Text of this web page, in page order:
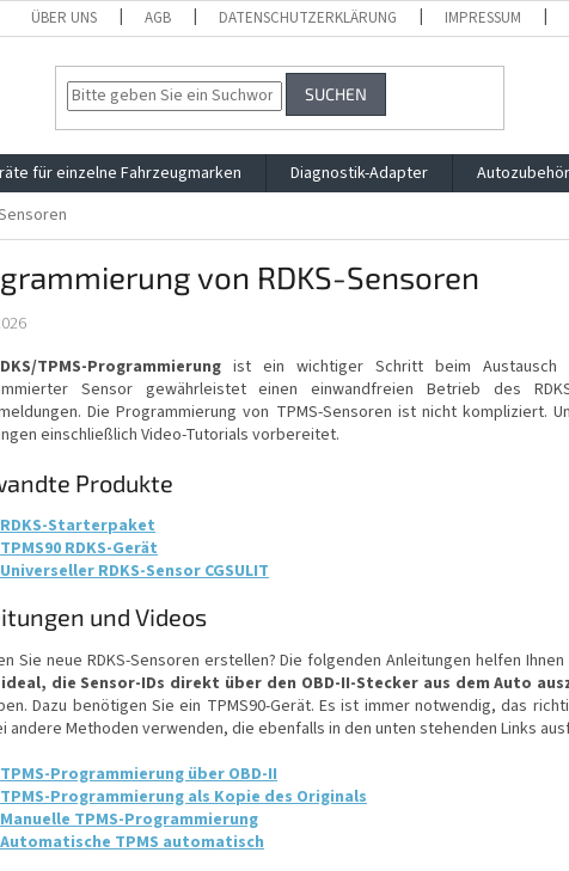
ÜBER UNS AGB DATENSCHUTZERKLÄRUNG IMPRESSUM
SUCHEN
für einzelne Fahrzeugmarken Diagnostik-Adapter Autozubehör
von RDKS-Sensoren
TPMS-Programmierung ist ein wichtiger Schritt beim Austausch
Sensor gewährleistet einen einwandfreien Betrieb des
Die Programmierung von TPMS-Sensoren ist nicht kompliziert.
einschließlich Video-Tutorials vorbereitet.
Produkte
RDKS-Starterpaket
TPMS90 RDKS-Gerät
Universeller RDKS-Sensor CGSULIT
und Videos
Sie neue RDKS-Sensoren erstellen? Die folgenden Anleitungen helfen
die Sensor-IDs direkt über den OBD-II-Stecker aus dem Auto
Dazu benötigen Sie ein TPMS90-Gerät. Es ist immer notwendig, das
andere Methoden verwenden, die ebenfalls in den unten stehenden Links
TPMS-Programmierung über OBD-II
TPMS-Programmierung als Kopie des Originals
Manuelle TPMS-Programmierung
Automatische TPMS automatisch